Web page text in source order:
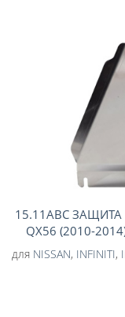
15.11ABC ЗАЩИТА
QX56 (2010-
для NISSAN, INFINITI,